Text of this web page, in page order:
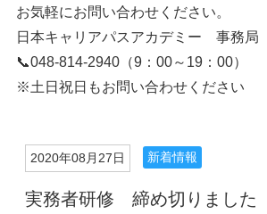
お気軽にお問い合わせください。
日本キャリアパスアカデミー 事務局
📞048-814-2940（9：00～19：00）
※土日祝日もお問い合わせください
2020年08月27日 新着情報
実務者研修 締め切りました